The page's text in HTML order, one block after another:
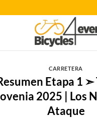
CARRETERA
Etapa 1 ➣
2025 | Los
Ataque